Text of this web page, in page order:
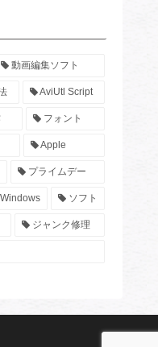
動画編集ソフト
AviUtl Script
フォント
Apple
プライムデー
Windows ソフト
ジャンク修理